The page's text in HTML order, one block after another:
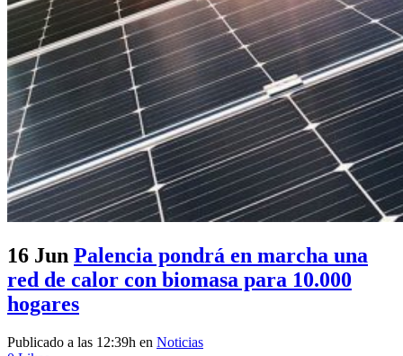
16 Jun Palencia pondrá en marcha una
red de calor con biomasa para 10.000
hogares
Publicado a las 12:39h en Noticias